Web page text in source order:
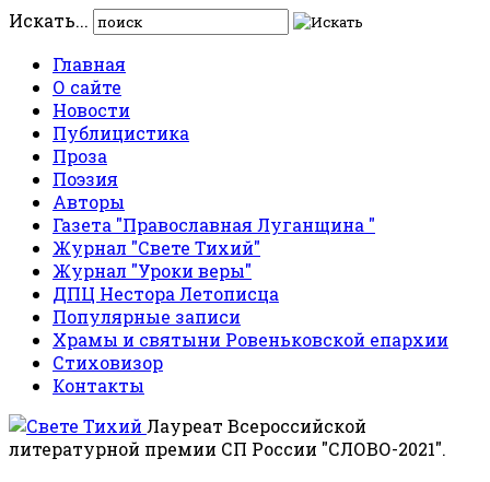
Искать...
Главная
О сайте
Новости
Публицистика
Проза
Поэзия
Авторы
Газета "Православная Луганщина "
Журнал "Свете Тихий"
Журнал "Уроки веры"
ДПЦ Нестора Летописца
Популярные записи
Храмы и святыни Ровеньковской епархии
Стиховизор
Контакты
Лауреат Всероссийской
литературной премии СП России "СЛОВО-2021".